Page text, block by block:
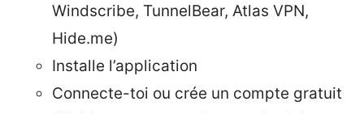
Windscribe, TunnelBear, Atlas VPN,
Hide.me)
Installe l’application
Connecte-toi ou crée un compte gratuit